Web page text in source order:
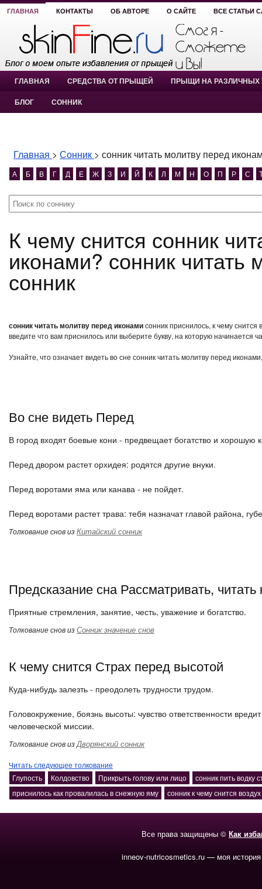
ГЛАВНАЯ КОНТАКТЫ ОБ АВТОРЕ О САЙТЕ ВСЕ СТАТЬИ
ГЛАВНАЯ СРЕДСТВА ОТ ПРЫЩЕЙ ПРЫЩИ НА РАЗЛИЧНЫХ
БЛОГ СОННИК
Главная > Сонник > сонник читать молитву перед
А Б В Г Д Е Ж З И Й К Л М Н О П Р С
К чему снится сонник читать молитву перед
иконами? сонник читать
сонник
сонник читать молитву перед иконамисонник приснилось, к чему
введите что вам приснилось или выберите букву, на которую начинается
Узнайте, что означает видеть во сне сонник читать молитву перед
Во сне видеть Перед
В город входят боевые кони - предвещает богатство и хорошую
Перед двором растет орхидея: родятся другие внуки.
Перед воротами яма или канава - не пойдет.
Перед воротами растет трава: тебя назначат главой района,
Толкование снов изКитайский сонник
Предсказание сна Рассматривать, читать
Приятные стремления, занятие, честь, уважение и богатство.
Толкование снов изСонник значение снов
К чему снится Страх перед высотой
Куда-нибудь залезть - преодолеть трудности трудом.
Головокружение, боязнь высоты: чувство ответственности
человеческой миссии.
Толкование снов изДворянский сонник
Читать следующее толкование
Глупость
Колдовство Прикрыть голову или лицо
сонник пить водку
приснилось как провалилась в снежную яму
сонник к чему снится воздух
Все права защищены © Как
inneov-nutricosmetics.ru — моя